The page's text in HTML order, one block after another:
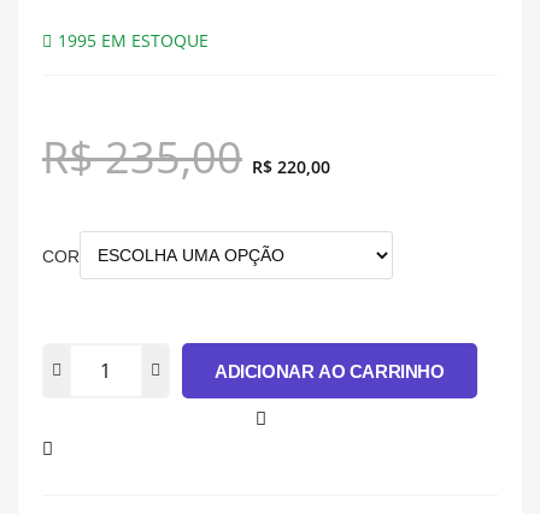
1995 EM ESTOQUE
R$235,00 R$ 220,00
COR
ADICIONAR AO CARRINHO